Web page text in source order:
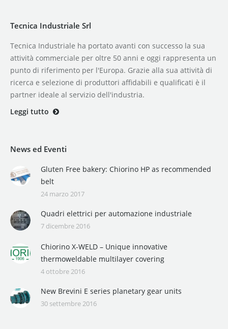
Tecnica Industriale Srl
Tecnica Industriale ha portato avanti con successo la sua
attività commerciale per oltre 50 anni e oggi rappresenta un
punto di riferimento per l'Europa. Grazie alla sua attività di
ricerca e selezione di produttori affidabili e qualificati è il
partner ideale al servizio dell'industria.
Leggi tutto
News ed Eventi
Gluten Free bakery: Chiorino HP as recommended
belt
24 marzo 2017
Quadri elettrici per automazione industriale
7 dicembre 2016
Chiorino X-WELD – Unique innovative
thermoweldable multilayer covering
4 ottobre 2016
New Brevini E series planetary gear units
30 settembre 2016